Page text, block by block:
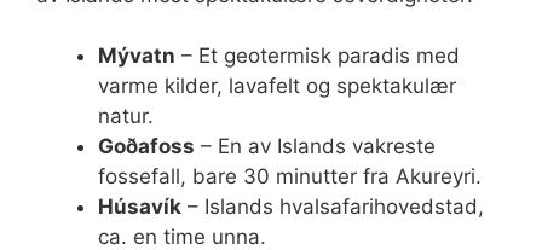
Mývatn – Et geotermisk paradis med
varme kilder, lavafelt og spektakulær
natur.
Goðafoss – En av Islands vakreste
fossefall, bare 30 minutter fra Akureyri.
Húsavík – Islands hvalsafarihovedstad,
ca. en time unna.